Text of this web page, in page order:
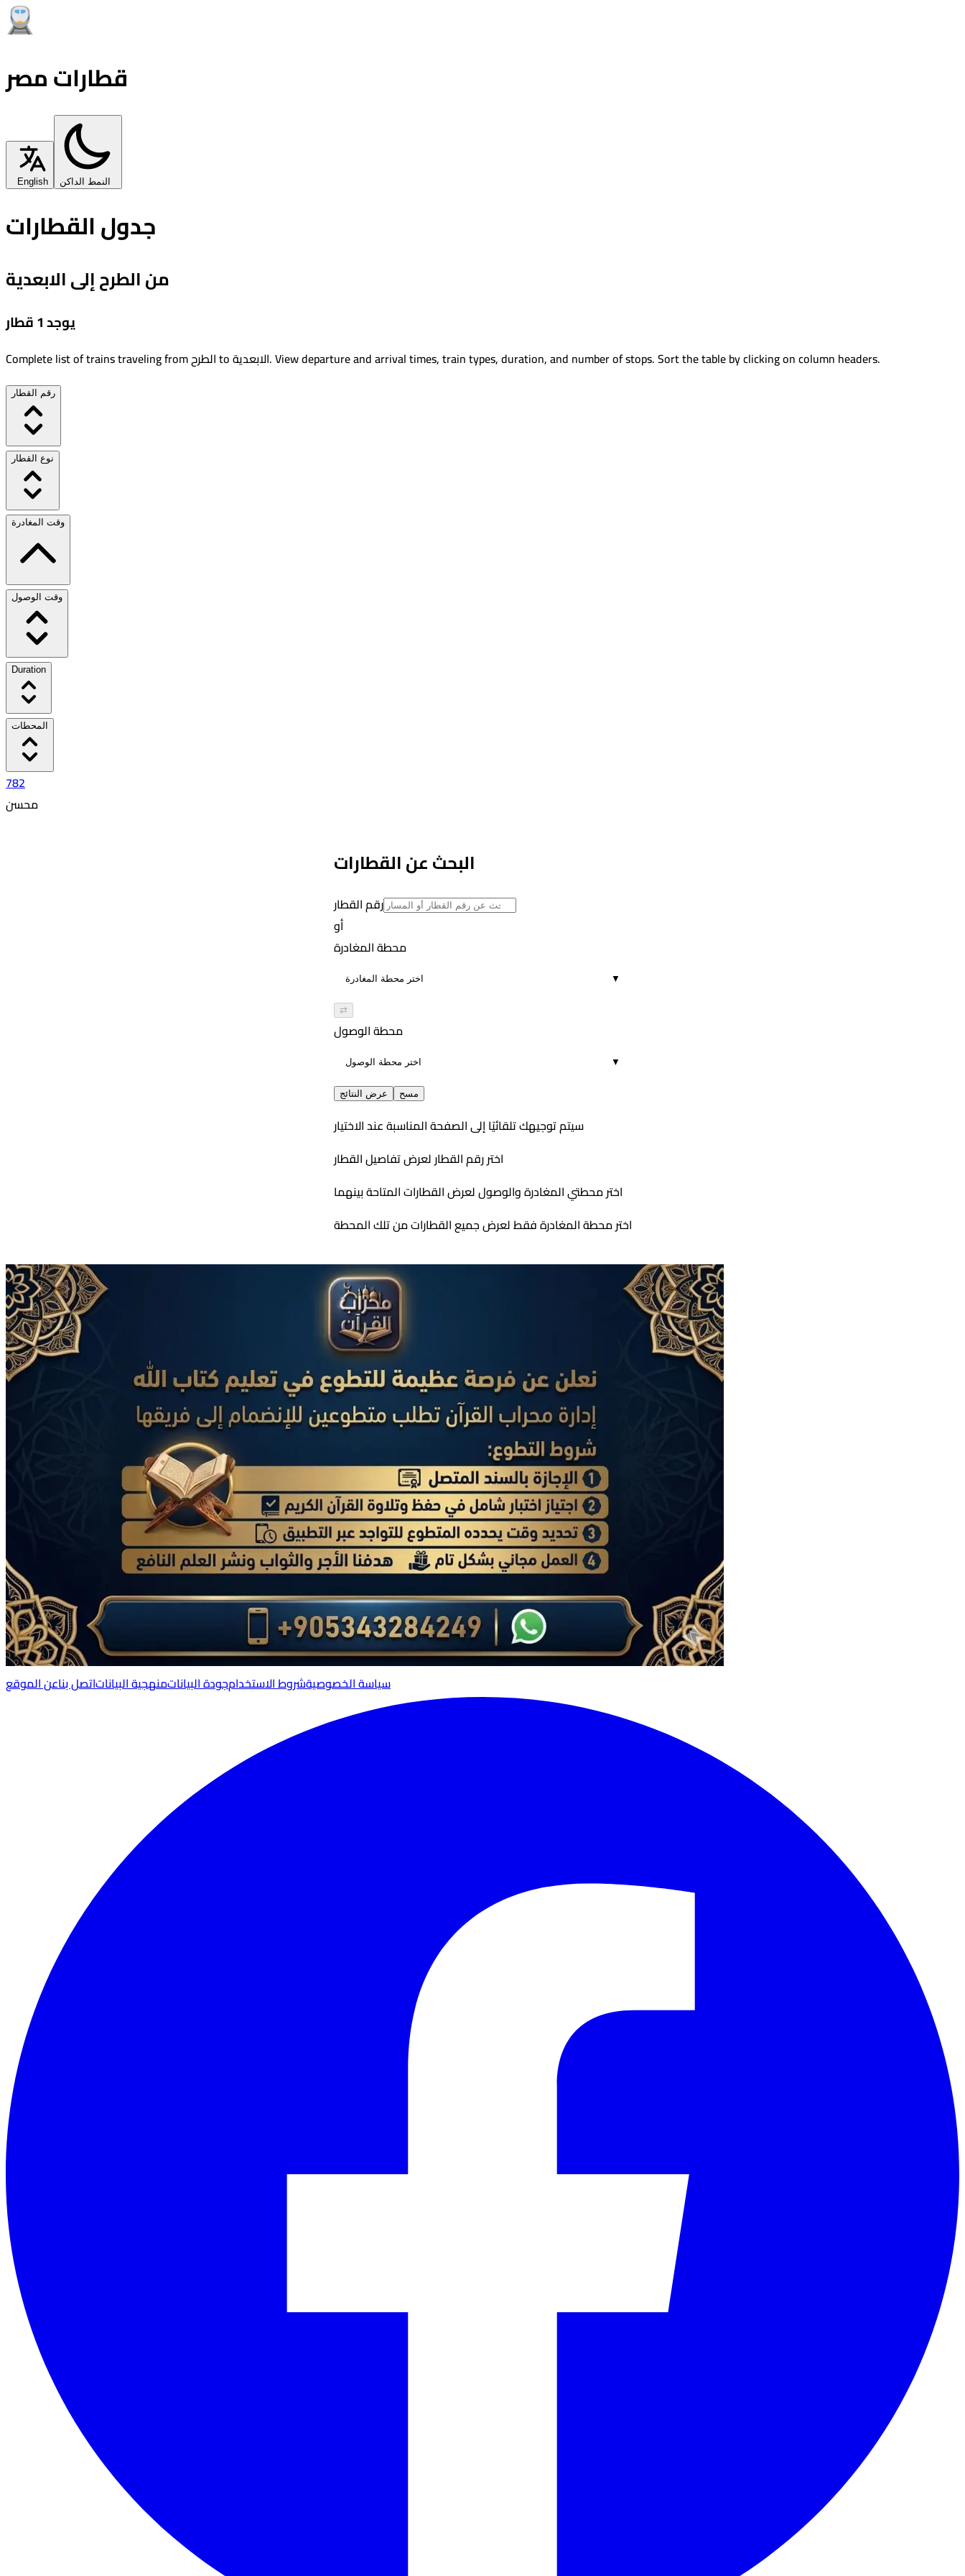
قطارات مصر
English النمط الداكن
جدول القطارات
من الطرح إلى الابعدية
يوجد 1 قطار
Complete list of trains traveling fromالطرحtoالابعدية.View departure and arrival times, train types, duration, and number of stops. Sort the table by clicking on column headers.
رقم القطار
نوع القطار
وقت المغادرة
وقت الوصول
Duration
المحطات
782
محسن
البحث عن القطارات
رقم القطار
أو
محطة المغادرة
▼
⇄
محطة الوصول
▼
عرض النتائج مسح
سيتم توجيهك تلقائيًا إلى الصفحة المناسبة عند الاختيار
اختر رقم القطار لعرض تفاصيل القطار
اختر محطتي المغادرة والوصول لعرض القطارات المتاحة بينهما
اختر محطة المغادرة فقط لعرض جميع القطارات من تلك المحطة
عن الموقعاتصل بنامنهجية البياناتجودة البياناتشروط الاستخدامسياسة الخصوصية